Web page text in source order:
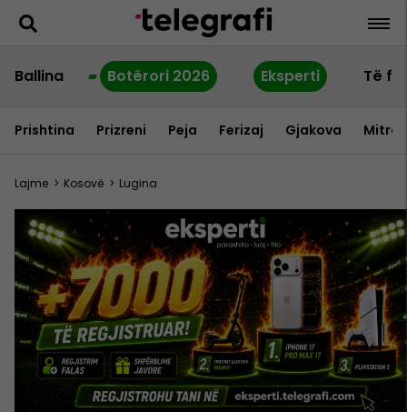
Ballina Botërori 2026 Eksperti Të
Prishtina Prizreni Peja Ferizaj Gjakova
Lajme > Kosovë > Lugina